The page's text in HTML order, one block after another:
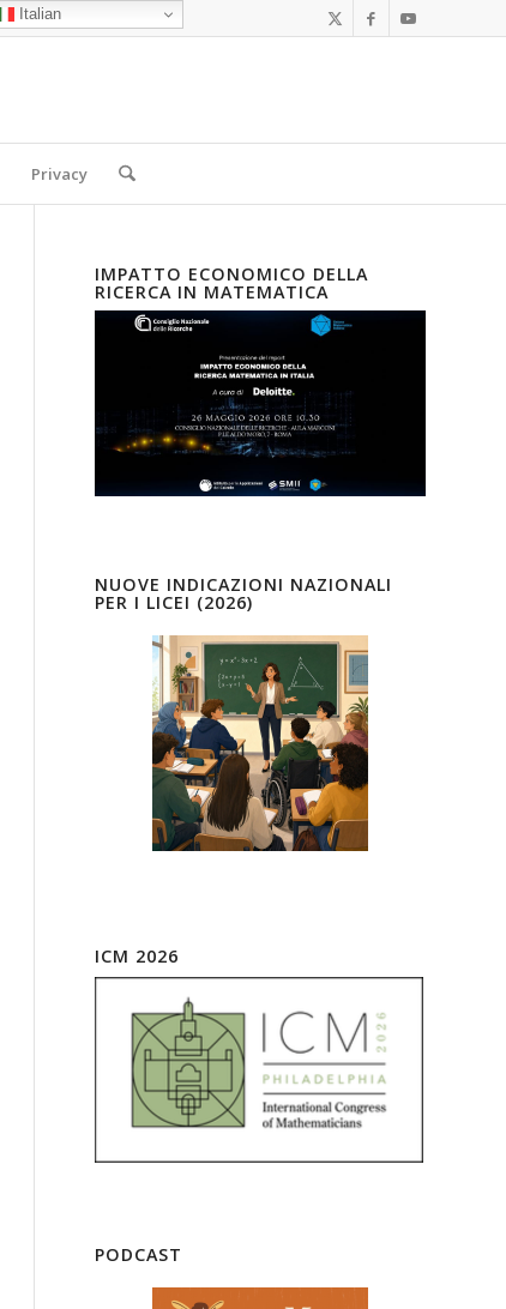
Privacy
IMPATTO ECONOMICO DELLA
RICERCA IN MATEMATICA
NUOVE INDICAZIONI NAZIONALI
PER I LICEI (2026)
ICM 2026
PODCAST
Italian